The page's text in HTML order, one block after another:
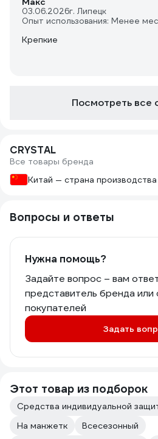
03.06.2026г. Липецк
Опыт использования: Менее
Крепкие
Посмотреть все
CRYSTAL
Все товары бренда
Китай — страна производства
Вопросы и ответы
Нужна помощь?
Задайте вопрос – вам
представитель бренда или
покупателей
Задать
Этот товар из подборок
Средства индивидуальной
На манжетк
Всесезонный